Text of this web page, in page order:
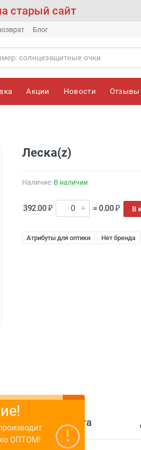
старый сайт
Блог
Акции Новости Отзывы
Леска(z)
Наличие: В наличии
392.00 ₽ = 0.00 ₽ В
Атрибуты для оптики Нет бренда
Оплата
ОПТОМ!